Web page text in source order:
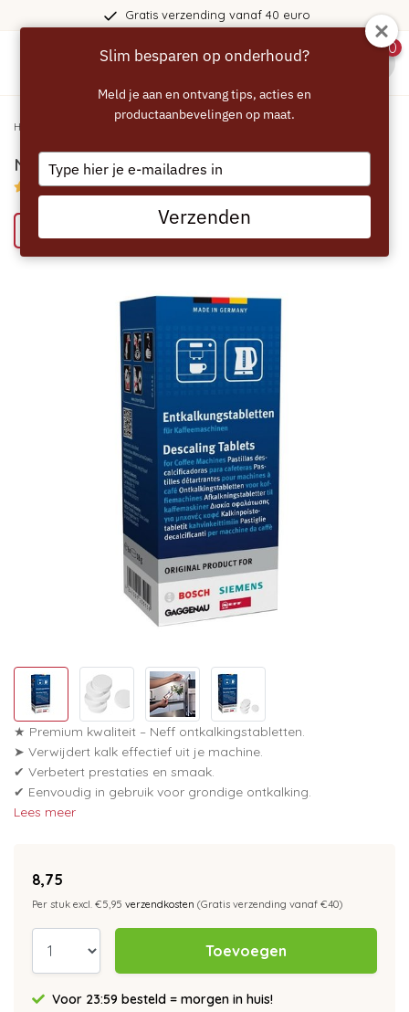
Gratis verzending vanaf 40 euro
0
Home
NEFF Ontkalkingstabletten - 6 stuks
5/5 (1 reviews)
★ Premium kwaliteit – Neff ontkalkingstabletten.
➤ Verwijdert kalk effectief uit je machine.
✔ Verbetert prestaties en smaak.
✔ Eenvoudig in gebruik voor grondige ontkalking.
Lees meer
8,75
Per stuk excl. €5,95 verzendkosten (Gratis verzending vanaf €40)
Toevoegen
Voor 23:59 besteld = morgen in huis!
Slim besparen op onderhoud?
Meld je aan en ontvang tips, acties en
productaanbevelingen op maat.
Type
your
email
Verzenden